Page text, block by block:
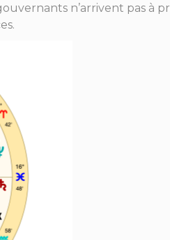
n’arrivent pas